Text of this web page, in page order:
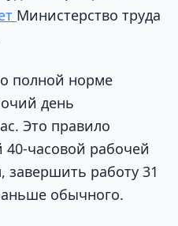
Министерство труда
полной норме
день
Это правило
часовой рабочей
завершить работу 31
обычного.